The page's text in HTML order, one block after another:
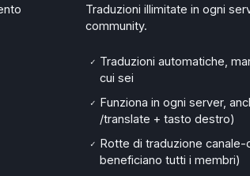
Traduzioni illimitate in ogni
community.
✓ Traduzioni automatiche,
cui sei
✓ Funziona in ogni server,
/translate + tasto destro)
✓ Rotte di traduzione
beneficiano tutti i membri)